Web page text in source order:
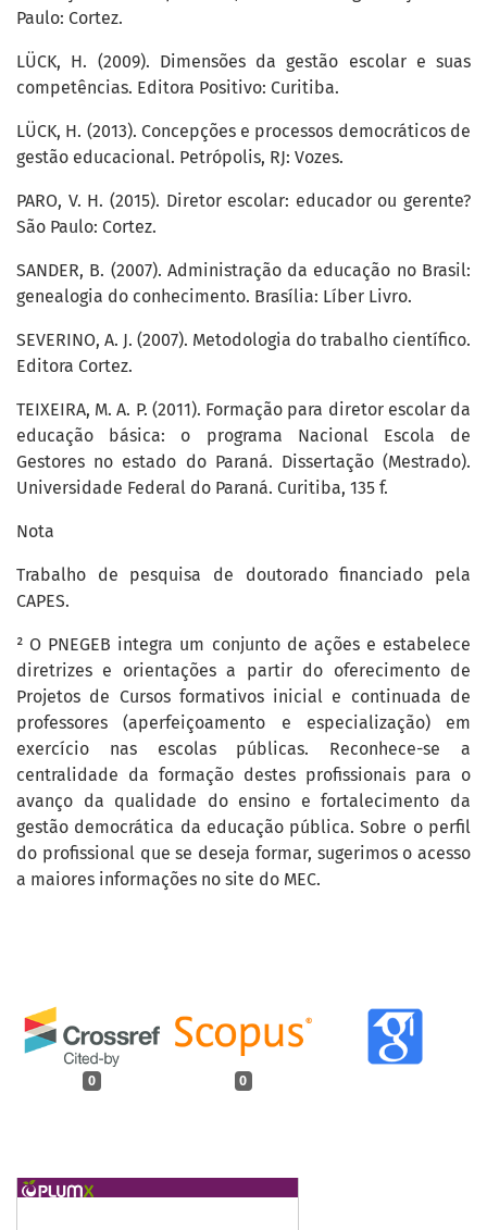
0 0
Paulo: Cortez.
LÜCK, H. (2009). Dimensões da gestão escolar e suas
competências. Editora Positivo: Curitiba.
LÜCK, H. (2013). Concepções e processos democráticos de
gestão educacional. Petrópolis, RJ: Vozes.
PARO, V. H. (2015). Diretor escolar: educador ou gerente?
São Paulo: Cortez.
SANDER, B. (2007). Administração da educação no Brasil:
genealogia do conhecimento. Brasília: Líber Livro.
SEVERINO, A. J. (2007). Metodologia do trabalho científico.
Editora Cortez.
TEIXEIRA, M. A. P. (2011). Formação para diretor escolar da
educação básica: o programa Nacional Escola de
Gestores no estado do Paraná. Dissertação (Mestrado).
Universidade Federal do Paraná. Curitiba, 135 f.
Nota
Trabalho de pesquisa de doutorado financiado pela
CAPES.
² O PNEGEB integra um conjunto de ações e estabelece
diretrizes e orientações a partir do oferecimento de
Projetos de Cursos formativos inicial e continuada de
professores (aperfeiçoamento e especialização) em
exercício nas escolas públicas. Reconhece-se a
centralidade da formação destes profissionais para o
avanço da qualidade do ensino e fortalecimento da
gestão democrática da educação pública. Sobre o perfil
do profissional que se deseja formar, sugerimos o acesso
a maiores informações no site do MEC.